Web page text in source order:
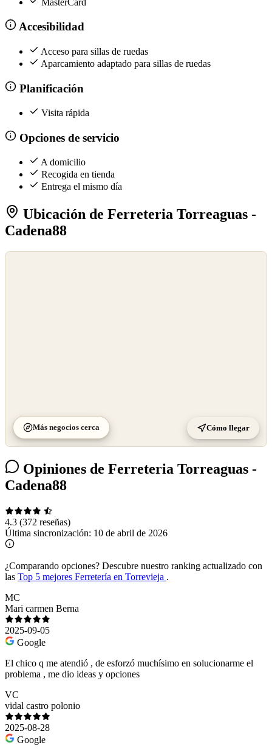
Accesibilidad
Acceso para sillas de ruedas
Aparcamiento adaptado para sillas de ruedas
Planificación
Visita rápida
Opciones de servicio
A domicilio
Recogida en tienda
Entrega el mismo día
Ubicación de Ferreteria Torreaguas -
Cadena88
Más negocios cerca Cómo llegar
Opiniones de Ferreteria Torreaguas -
Cadena88
4.3 (372 reseñas)
Última sincronización: 10 de abril de 2026
¿Comparando opciones? Descubre nuestro ranking actualizado con
las Top 5 mejores Ferretería en Torrevieja .
MC
Mari carmen Berna
2025-09-05
Google
El chico q me atendió , de esforzó muchísimo en solucionarme el
problema , me dio ideas y opciones
VC
vidal castro polonio
2025-08-28
Google